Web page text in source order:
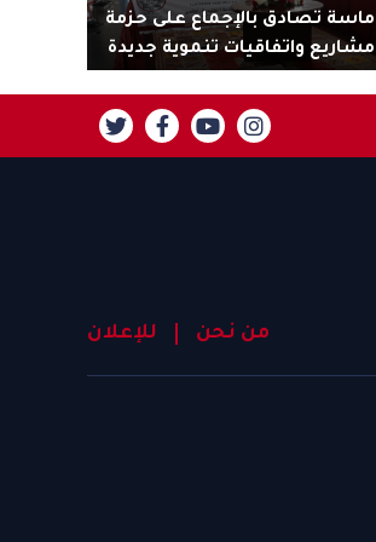
ماسة تصادق بالإجماع على حزمة
مشاريع واتفاقيات تنموية جديدة
من نحن للإعلان